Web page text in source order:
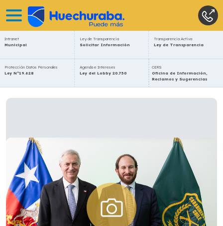
Intranet
Municipal
Ley de Transparencia
Solicitar Información
Transparencia Activa
Ley de Transparencia
Protección Datos Personales
Ley N°19.628
Agenda e Intereses
Ley del Lobby 20.730
OIRS
Oficina de Información,
Reclamos y Sugerencias